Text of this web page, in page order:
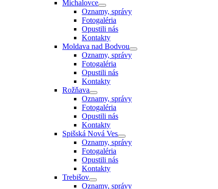
Michalovce
Oznamy, správy
Fotogaléria
Opustili nás
Kontakty
Moldava nad Bodvou
Oznamy, správy
Fotogaléria
Opustili nás
Kontakty
Rožňava
Oznamy, správy
Fotogaléria
Opustili nás
Kontakty
Spišská Nová Ves
Oznamy, správy
Fotogaléria
Opustili nás
Kontakty
Trebišov
Oznamy, správy